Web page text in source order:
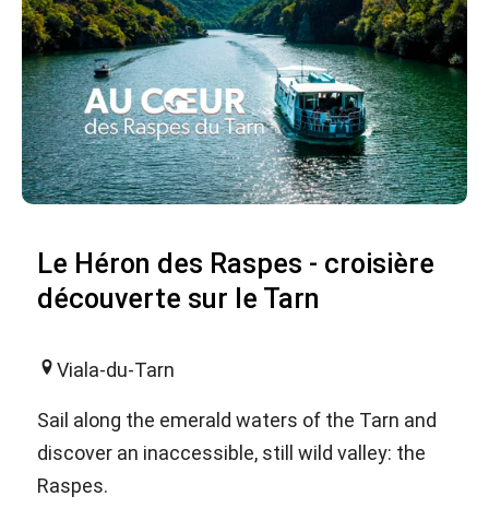
Le Héron des Raspes - croisière
découverte sur le Tarn
Viala-du-Tarn
Sail along the emerald waters of the Tarn and
discover an inaccessible, still wild valley: the
Raspes.